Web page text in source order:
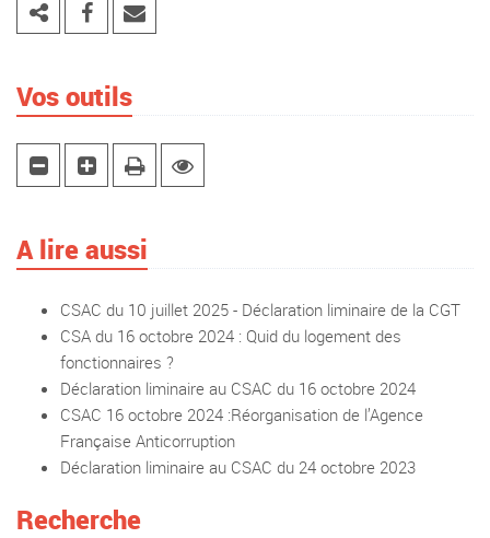
Vos outils
A lire aussi
CSAC du 10 juillet 2025 - Déclaration liminaire de la CGT
CSA du 16 octobre 2024 : Quid du logement des
fonctionnaires ?
Déclaration liminaire au CSAC du 16 octobre 2024
CSAC 16 octobre 2024 :Réorganisation de l’Agence
Française Anticorruption
Déclaration liminaire au CSAC du 24 octobre 2023
Recherche